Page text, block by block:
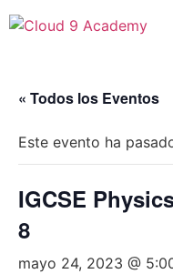
« Todos los Eventos
Este evento ha
IGCSE
8
mayo 24, 2023 @